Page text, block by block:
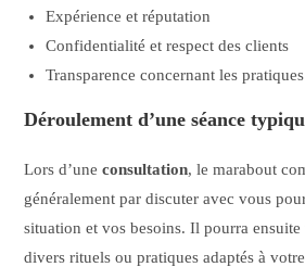
Expérience et réputation
Confidentialité et respect des clients
Transparence concernant les
Déroulement d’une séance
Lors d’uneconsultation, le marabout
généralement par discuter avec vous
situation et vos besoins. Il pourra
divers rituels ou pratiques adaptés à